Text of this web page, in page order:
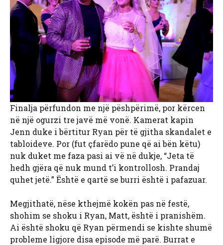
Finalja përfundon me një pëshpërimë, por kërcen
në një ogurzi tre javë më vonë. Kamerat kapin
Jenn duke i bërtitur Ryan për të gjitha skandalet e
tabloideve. Por (fut çfarëdo pune që ai bën këtu)
nuk duket me faza pasi ai vë në dukje, “Jeta të
hedh gjëra që nuk mund t’i kontrollosh. Prandaj
quhet jetë.” Është e qartë se burri është i pafazuar.
Megjithatë, nëse kthejmë kokën pas në festë,
shohim se shoku i Ryan, Matt, është i pranishëm.
Ai është shoku që Ryan përmendi se kishte shumë
probleme ligjore disa episode më parë. Burrat e